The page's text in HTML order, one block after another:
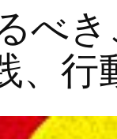
べ
、行